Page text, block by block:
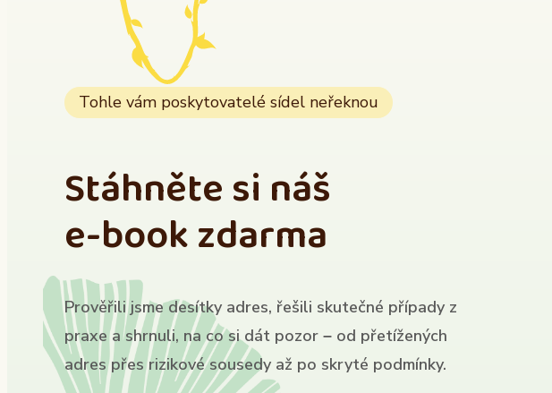
Tohle vám poskytovatelé sídel neřeknou
Stáhněte si náš
e-book zdarma
Prověřili jsme desítky adres, řešili skutečné případy z
praxe a shrnuli, na co si dát pozor – od přetížených
adres přes rizikové sousedy až po skryté podmínky.